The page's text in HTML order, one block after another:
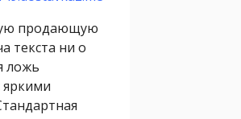
продающую
текста ни о
ложь